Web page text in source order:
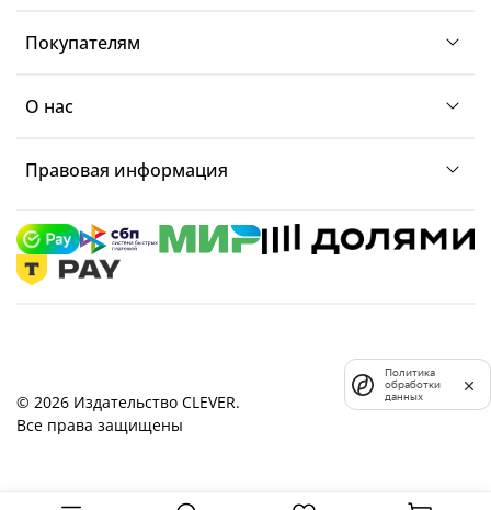
Покупателям
О нас
Правовая информация
© 2026 Издательство CLEVER.
Все права защищены
Политика
обработки
данных